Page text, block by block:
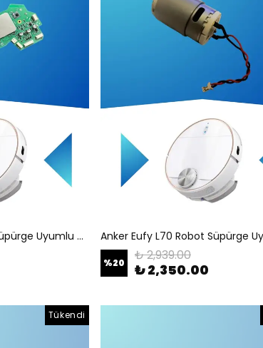
Anker Eufy L70 Robot Süpürge Uyumlu Anakart T2190
%20 ₺ 2,939.00
₺ 2,350.00
Tükendi